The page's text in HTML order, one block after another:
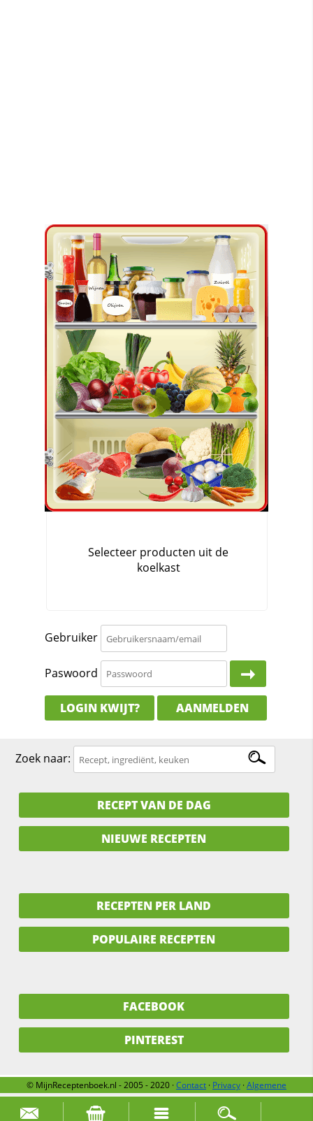
Zoek naar:
Gebruiker
Paswoord
LOGIN KWIJT? AANMELDEN
Zoek naar:
RECEPT VAN DE DAG
NIEUWE RECEPTEN
RECEPTEN PER LAND
POPULAIRE RECEPTEN
FACEBOOK
PINTEREST
© MijnReceptenboek.nl - 2005 - 2020 ·Contact · Privacy ·Algemene
voorwaarden
Over ons